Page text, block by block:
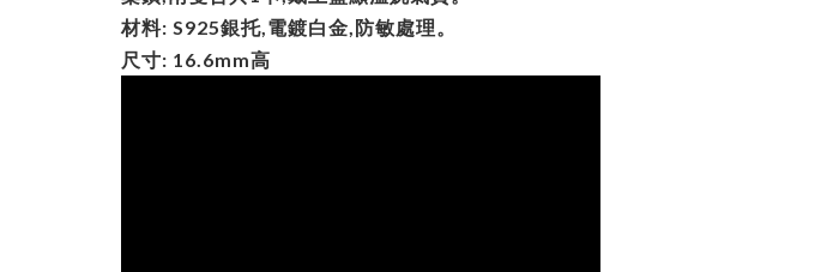
材料: S925銀托,電鍍白金,防敏處理。
尺寸: 16.6mm高